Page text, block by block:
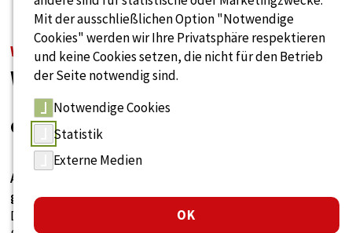
WISSENSDATENBANK
Wissen rund um Alter
& Arbeit
Antworten, Ideen und Lösungen für
generationengerechtes Arbeiten.
Durchsuchen Sie unsere Sammlung aus Fachartikeln,
Mit der ausschließlichen Option "Notwendige
Cookies" werden wir Ihre Privatsphäre respektieren
und keine Cookies setzen, die nicht für den Betrieb
der Seite notwendig sind.
Notwendige Cookies
Statistik
Externe Medien
OK